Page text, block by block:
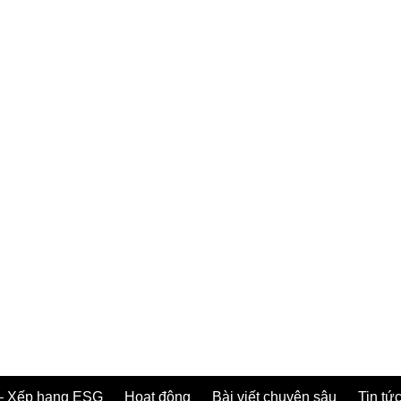
Xếp hạng ESG Hoạt động Bài viết chuyên sâu Tin